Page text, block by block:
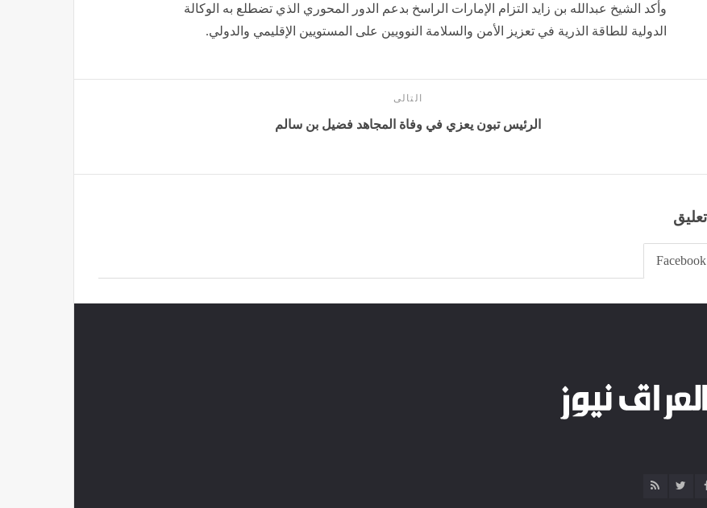
وأكد الشيخ عبدالله بن زايد التزام الإمارات الراسخ بدعم الدور المحوري الذي تضطلع به الوكالة
الدولية للطاقة الذرية في تعزيز الأمن والسلامة النوويين على المستويين الإقليمي والدولي.
التالى
الرئيس تبون يعزي في وفاة المجاهد فضيل بن سالم
Facebook